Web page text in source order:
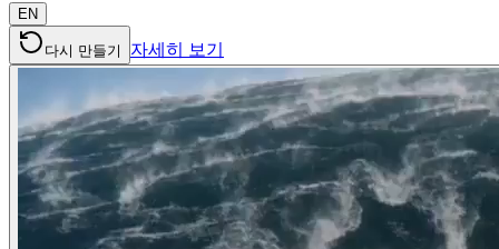
EN
다시 만들기 자세히 보기